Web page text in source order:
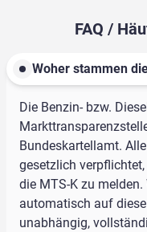
FAQ /
Woher stammen
Die Benzin- bzw.
Bundeskartellamt.
gesetzlich
die MTS-K zu
automatisch auf
unabhängig,